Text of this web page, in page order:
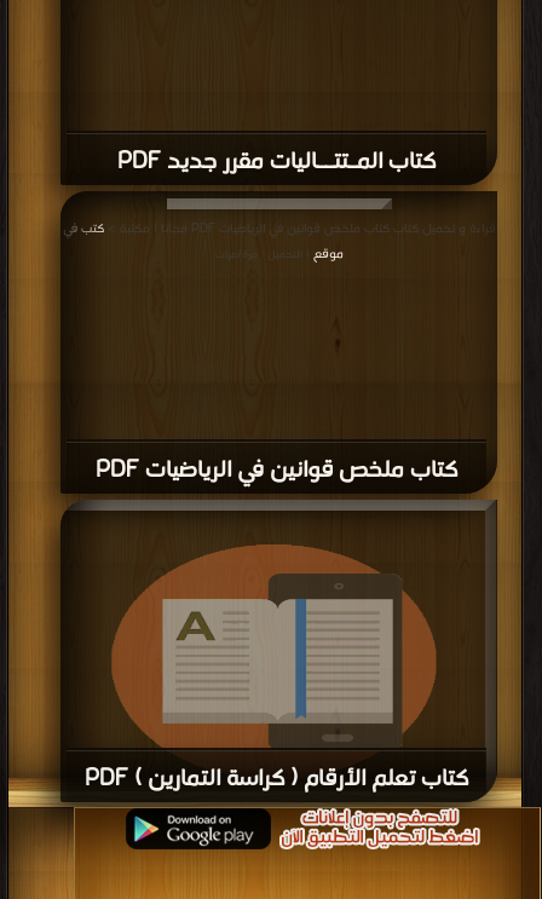
كتاب المـتتــاليات مقرر جديد PDF
كتاب ملخص قوانين في الرياضيات PDF
قراءة و تحميل كتاب كتاب ملخص قوانين في الرياضيات PDF مجانا | مكتبة >
كتب في
موقع
| التحميل : مرة/مرات
كتاب تعلم الأرقام ( كراسة التمارين ) PDF
قراءة و تحميل كتاب كتاب تعلم الأرقام ( كراسة التمارين ) PDF مجانا | مكتبة >
كتب
في| التحميل : مرة/مرات